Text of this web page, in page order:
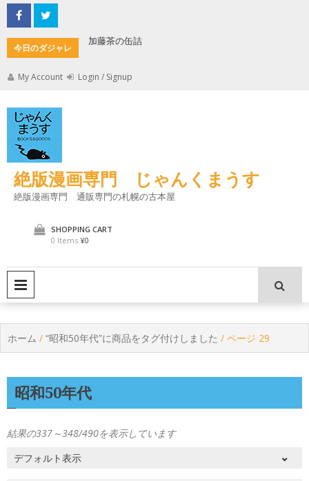
Skip
to
content
今日のダジャレ
加藤茶の缶詰
My Account Login / Signup
絶版漫画専門 じゃんくまうす
絶版漫画専門 通販専門の札幌の古本屋
SHOPPING CART
0 Items ¥0
ホーム / “昭和50年代”に商品をタグ付けしました / ページ 29
昭和50年代
結果の337～348/490を表示しています